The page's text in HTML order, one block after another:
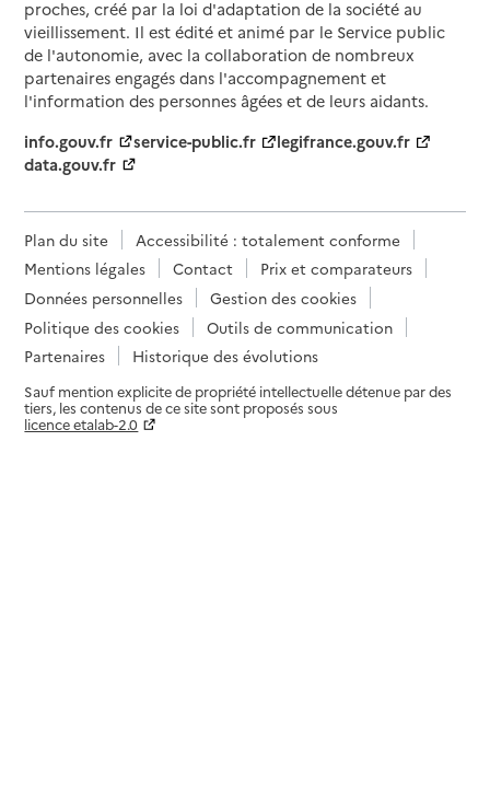
proches, créé par la loi d'adaptation de la société au
vieillissement. Il est édité et animé par le Service public
de l'autonomie, avec la collaboration de nombreux
partenaires engagés dans l'accompagnement et
l'information des personnes âgées et de leurs aidants.
info.gouv.fr
service-public.fr
legifrance.gouv.fr
data.gouv.fr
Plan du site
Accessibilité : totalement conforme
Mentions légales
Contact
Prix et comparateurs
Données personnelles
Gestion des cookies
Politique des cookies
Outils de communication
Partenaires
Historique des évolutions
Sauf mention explicite de propriété intellectuelle détenue par des
tiers, les contenus de ce site sont proposés sous
licence etalab-2.0